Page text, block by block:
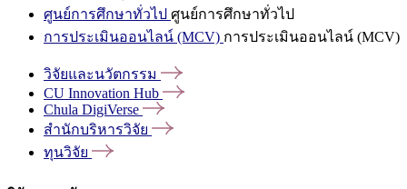
ศูนย์การศึกษาทั่วไป ศูนย์การศึกษาทั่วไป
การประเมินออนไลน์ (MCV) การประเมินออนไลน์ (MCV)
วิจัยและนวัตกรรม
CU Innovation Hub
Chula DigiVerse
สำนักบริหารวิจัย
ทุนวิจัย